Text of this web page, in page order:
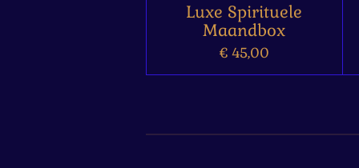
Luxe Spirituele
Maandbox
€ 45,00